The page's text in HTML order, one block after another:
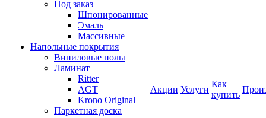
Под заказ
Шпонированные
Эмаль
Массивные
Напольные покрытия
Виниловые полы
Ламинат
Ritter
AGT
Krono Original
Паркетная доска
Акции Услуги
Как
купить